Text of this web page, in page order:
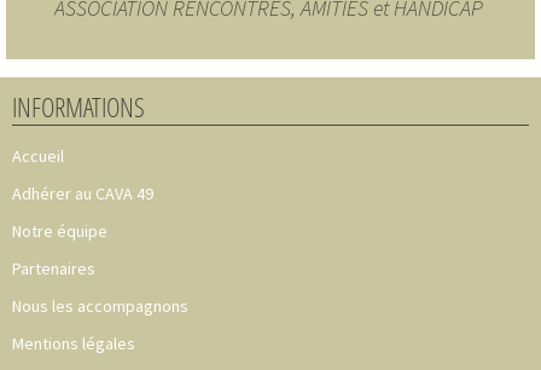
ASSOCIATION RENCONTRES, AMITIES et HANDICAP
INFORMATIONS
Accueil
Adhérer au CAVA 49
Notre équipe
Partenaires
Nous les accompagnons
Mentions légales